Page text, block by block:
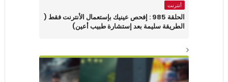
أنترنت
الحلقة 985 : إفحص عينيك بإستعمال الأنترنت فقط (
الطريقة سليمة بعد إستشارة طبيب أعين)